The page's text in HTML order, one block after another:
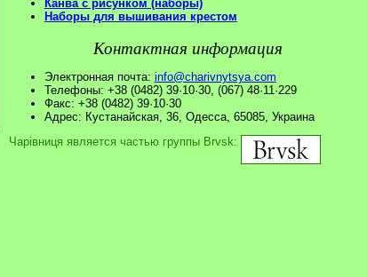
Канва с рисунком (наборы)
Наборы для вышивания крестом
Контактная информация
Электронная почта: info@charivnytsya.com
Телефоны: +38 (0482) 39·10·30, (067) 48·11·229
Факс: +38 (0482) 39·10·30
Адрес: Кустанайская, 36, Одесса, 65085, Украина
Чарівниця является частью группы Brvsk: